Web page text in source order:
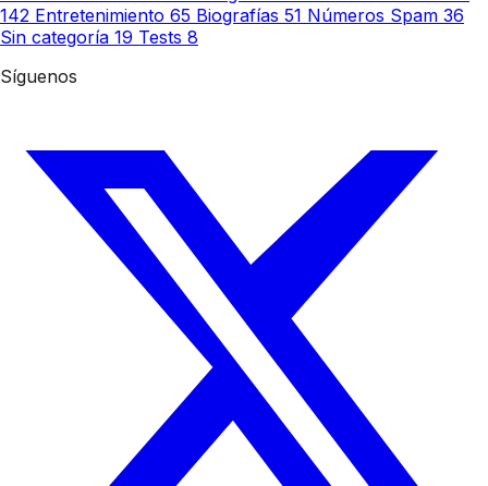
142 Entretenimiento 65 Biografías 51 Números Spam 36
Sin categoría 19 Tests 8
Síguenos